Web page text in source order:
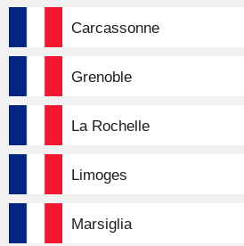
Carcassonne
Grenoble
La Rochelle
Limoges
Marsiglia